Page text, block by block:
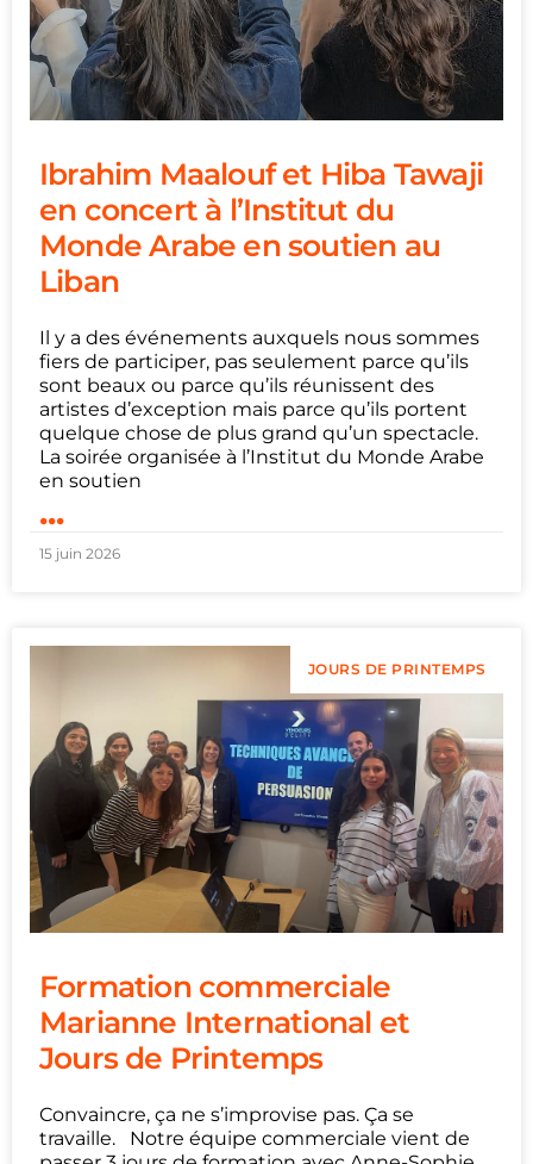
Ibrahim Maalouf et Hiba Tawaji
en concert à l’Institut du
Monde Arabe en soutien au
Liban
Il y a des événements auxquels nous sommes
fiers de participer, pas seulement parce qu’ils
sont beaux ou parce qu’ils réunissent des
artistes d’exception mais parce qu’ils portent
quelque chose de plus grand qu’un spectacle.
La soirée organisée à l’Institut du Monde Arabe
en soutien
...
15 juin 2026
JOURS DE PRINTEMPS
Formation commerciale
Marianne International et
Jours de Printemps
Convaincre, ça ne s’improvise pas. Ça se
travaille. Notre équipe commerciale vient de